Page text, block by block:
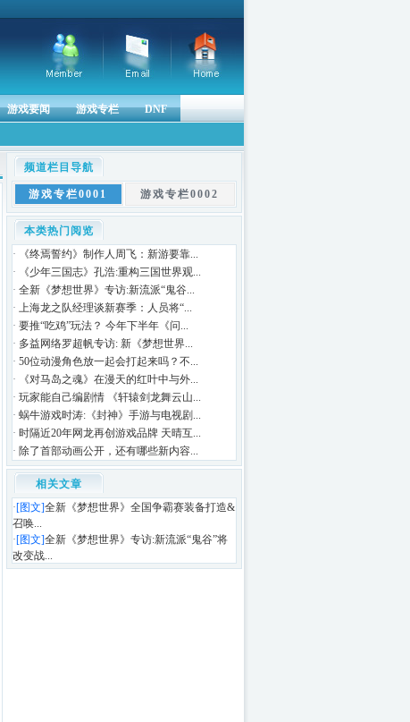
游戏要闻 游戏专栏 DNF
频道栏目导航
游戏专栏0001 游戏专栏0002
本类热门阅览
·
《终焉誓约》制作人周飞：新游要靠...
·
《少年三国志》孔浩:重构三国世界观...
· 全新《梦想世界》专访:新流派“鬼谷...
· 上海龙之队经理谈新赛季：人员将“...
· 要推“吃鸡”玩法？ 今年下半年《问...
· 多益网络罗超帆专访: 新《梦想世界...
· 50位动漫角色放一起会打起来吗？不...
·
《对马岛之魂》在漫天的红叶中与外...
· 玩家能自己编剧情 《轩辕剑龙舞云山...
· 蜗牛游戏时涛:《封神》手游与电视剧...
· 时隔近20年网龙再创游戏品牌 天晴互...
· 除了首部动画公开，还有哪些新内容...
相关文章
·[图文]全新《梦想世界》全国争霸赛装备打造&
召唤...
·[图文]全新《梦想世界》专访:新流派“鬼谷”将
改变战...